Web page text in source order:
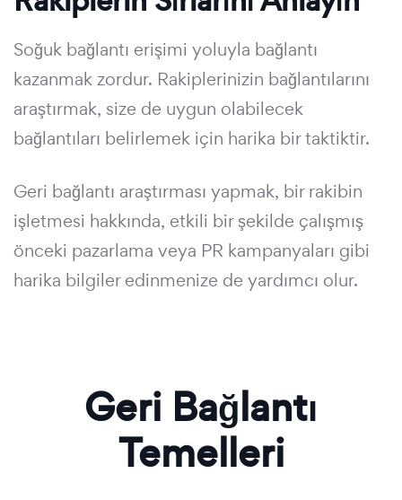
Soğuk bağlantı erişimi yoluyla bağlantı
kazanmak zordur. Rakiplerinizin bağlantılarını
araştırmak, size de uygun olabilecek
bağlantıları belirlemek için harika bir taktiktir.
Geri bağlantı araştırması yapmak, bir rakibin
işletmesi hakkında, etkili bir şekilde çalışmış
önceki pazarlama veya PR kampanyaları gibi
harika bilgiler edinmenize de yardımcı olur.
Geri Bağlantı
Temelleri